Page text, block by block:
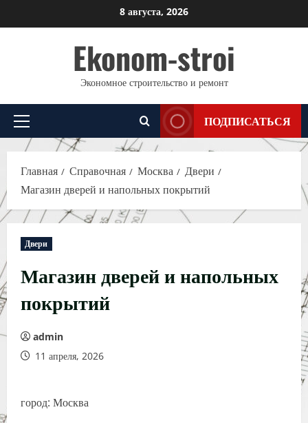
к
8 августа, 2026
Ekonom-stroi
Экономное строительство и ремонт
Основное
меню
ПОДПИСАТЬСЯ
Главная Справочная Москва
Двери
Магазин дверей и напольных покрытий
Двери
Магазин дверей и напольных
покрытий
admin
11 апреля, 2026
город: Москва